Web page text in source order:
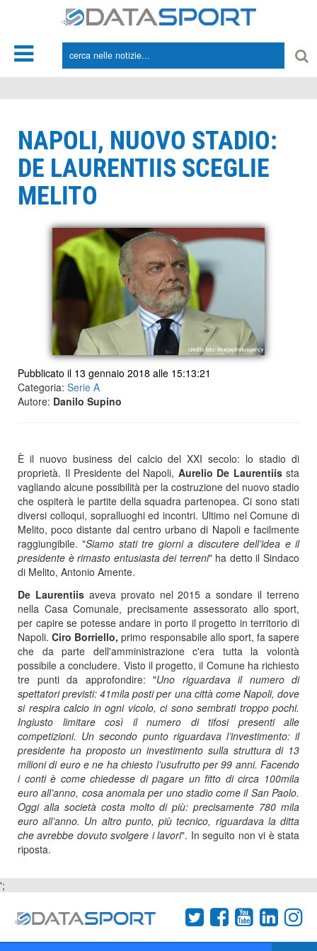
NAPOLI, NUOVO STADIO:
DE LAURENTIIS SCEGLIE
MELITO
Pubblicato il 13 gennaio 2018 alle 15:13:21
Categoria: Serie A
Autore: Danilo Supino
È il nuovo business del calcio del XXI secolo: lo stadio di
proprietà. Il Presidente del Napoli, Aurelio De Laurentiissta
vagliando alcune possibilità per la costruzione del nuovo stadio
che ospiterà le partite della squadra partenopea. Ci sono stati
diversi colloqui, sopralluoghi ed incontri. Ultimo nel Comune di
Melito, poco distante dal centro urbano di Napoli e facilmente
raggiungibile. "Siamo stati tre giorni a discutere dell’idea e il
presidente è rimasto entusiasta dei terreni" ha detto il Sindaco
di Melito, Antonio Amente.
De Laurentiisaveva provato nel 2015 a sondare il terreno
nella Casa Comunale, precisamente assessorato allo sport,
per capire se potesse andare in porto il progetto in territorio di
Napoli.Ciro Borriello, primo responsabile allo sport, fa sapere
che da parte dell'amministrazione c'era tutta la volontà
possibile a concludere. Visto il progetto, il Comune ha richiesto
tre punti da approfondire: "Uno riguardava il numero di
spettatori previsti: 41mila posti per una città come Napoli, dove
si respira calcio in ogni vicolo, ci sono sembrati troppo pochi.
Ingiusto limitare così il numero di tifosi presenti alle
competizioni. Un secondo punto riguardava l’investimento: il
presidente ha proposto un investimento sulla struttura di 13
milioni di euro e ne ha chiesto l’usufrutto per 99 anni. Facendo
i conti è come chiedesse di pagare un fitto di circa 100mila
euro all’anno, cosa anomala per uno stadio come il San Paolo.
Oggi alla società costa molto di più: precisamente 780 mila
euro all’anno. Un altro punto, più tecnico, riguardava la ditta
che avrebbe dovuto svolgere i lavori". In seguito non vi è stata
riposta.
';